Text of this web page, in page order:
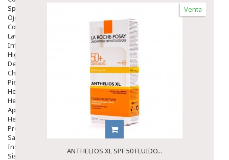
Sprays
Ojos Y Oidos
Congestión
Lavado Ojos
Inflamación Del Oido (otitis)
Higiene Oido
Deshabituación Tabaquismo
Chicles
Piel
Herpes Y Hongos
Heridas Y úlceras
Aparato Genital
Hemorroides
Protectores Y Emolientes
Salud
Insomnio
Sistema Nervioso
Venta
ANTHELIOS XL SPF 50 FLUIDO...